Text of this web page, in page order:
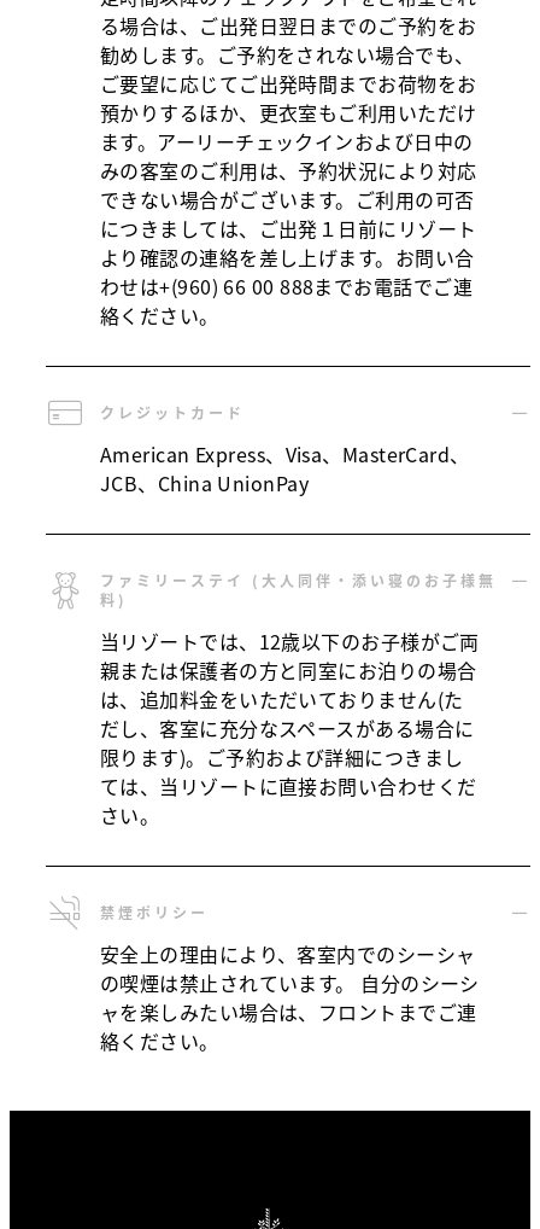
る場合は、ご出発日翌日までのご予約をお
勧めします。ご予約をされない場合でも、
ご要望に応じてご出発時間までお荷物をお
預かりするほか、更衣室もご利用いただけ
ます。アーリーチェックインおよび日中の
みの客室のご利用は、予約状況により対応
できない場合がございます。ご利用の可否
につきましては、ご出発１日前にリゾート
より確認の連絡を差し上げます。お問い合
わせは+(960) 66 00 888までお電話でご連
絡ください。
クレジットカード
American Express、Visa、MasterCard、
JCB、China UnionPay
ファミリーステイ (大人同伴・添い寝のお子様無
料)
当リゾートでは、12歳以下のお子様がご両
親または保護者の方と同室にお泊りの場合
は、追加料金をいただいておりません(た
だし、客室に充分なスペースがある場合に
限ります)。ご予約および詳細につきまし
ては、当リゾートに直接お問い合わせくだ
さい。
禁煙ポリシー
安全上の理由により、客室内でのシーシャ
の喫煙は禁止されています。 自分のシーシ
ャを楽しみたい場合は、フロントまでご連
絡ください。